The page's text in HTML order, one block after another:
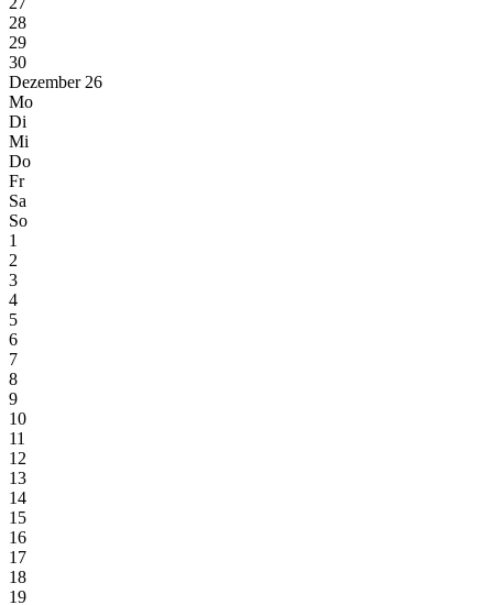
28
29
30
Dezember 26
Mo
Di
Mi
Do
Fr
Sa
So
1
2
3
4
5
6
7
8
9
10
11
12
13
14
15
16
17
18
19